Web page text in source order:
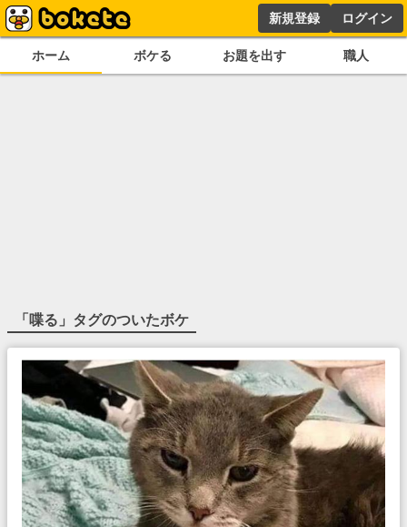
新規登録 ログイン
ホーム ボケる お題を出す 職人
「喋る 」タグのついたボケ